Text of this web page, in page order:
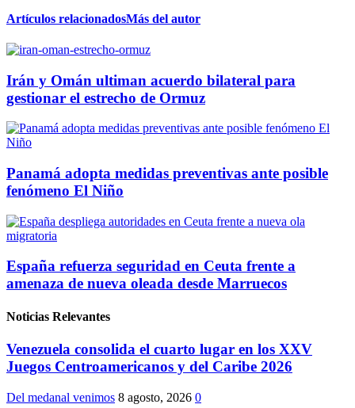
Artículos relacionadosMás del autor
Irán y Omán ultiman acuerdo bilateral para
gestionar el estrecho de Ormuz
Panamá adopta medidas preventivas ante posible
fenómeno El Niño
España refuerza seguridad en Ceuta frente a
amenaza de nueva oleada desde Marruecos
Noticias Relevantes
Venezuela consolida el cuarto lugar en los XXV
Juegos Centroamericanos y del Caribe 2026
Del medanal venimos 8 agosto, 2026 0